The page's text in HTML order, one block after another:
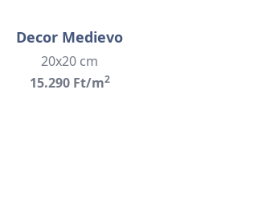
Decor Medievo
20x20 cm
15.290 Ft/m2